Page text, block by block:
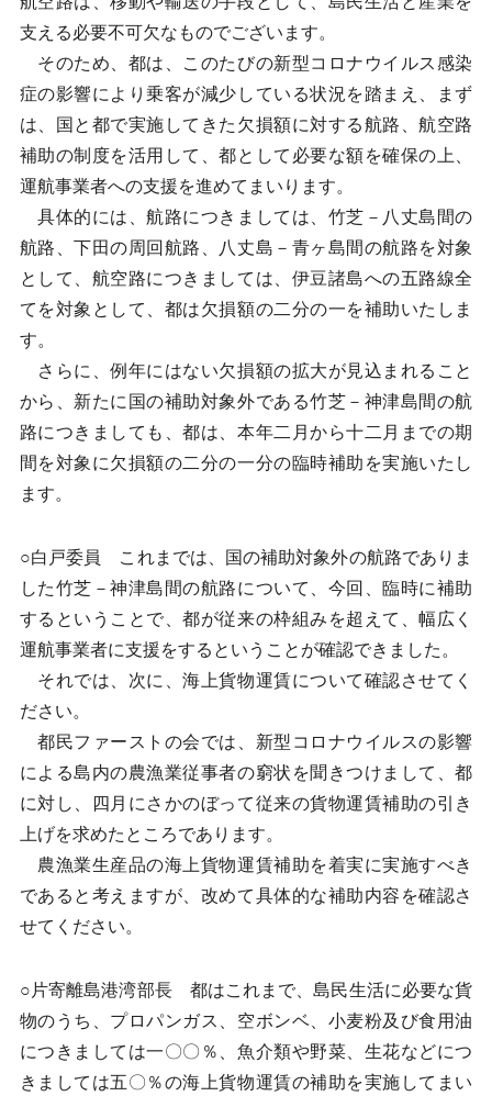
支える必要不可欠なものでございます。
そのため、都は、このたびの新型コロナウイルス感染
症の影響により乗客が減少している状況を踏まえ、まず
は、国と都で実施してきた欠損額に対する航路、航空路
補助の制度を活用して、都として必要な額を確保の上、
運航事業者への支援を進めてまいります。
具体的には、航路につきましては、竹芝－八丈島間の
航路、下田の周回航路、八丈島－青ヶ島間の航路を対象
として、航空路につきましては、伊豆諸島への五路線全
てを対象として、都は欠損額の二分の一を補助いたしま
す。
さらに、例年にはない欠損額の拡大が見込まれること
から、新たに国の補助対象外である竹芝－神津島間の航
路につきましても、都は、本年二月から十二月までの期
間を対象に欠損額の二分の一分の臨時補助を実施いたし
ます。
○白戸委員 これまでは、国の補助対象外の航路でありま
した竹芝－神津島間の航路について、今回、臨時に補助
するということで、都が従来の枠組みを超えて、幅広く
運航事業者に支援をするということが確認できました。
それでは、次に、海上貨物運賃について確認させてく
ださい。
都民ファーストの会では、新型コロナウイルスの影響
による島内の農漁業従事者の窮状を聞きつけまして、都
に対し、四月にさかのぼって従来の貨物運賃補助の引き
上げを求めたところであります。
農漁業生産品の海上貨物運賃補助を着実に実施すべき
であると考えますが、改めて具体的な補助内容を確認さ
せてください。
○片寄離島港湾部長 都はこれまで、島民生活に必要な貨
物のうち、プロパンガス、空ボンベ、小麦粉及び食用油
につきましては一〇〇％、魚介類や野菜、生花などにつ
きましては五〇％の海上貨物運賃の補助を実施してまい